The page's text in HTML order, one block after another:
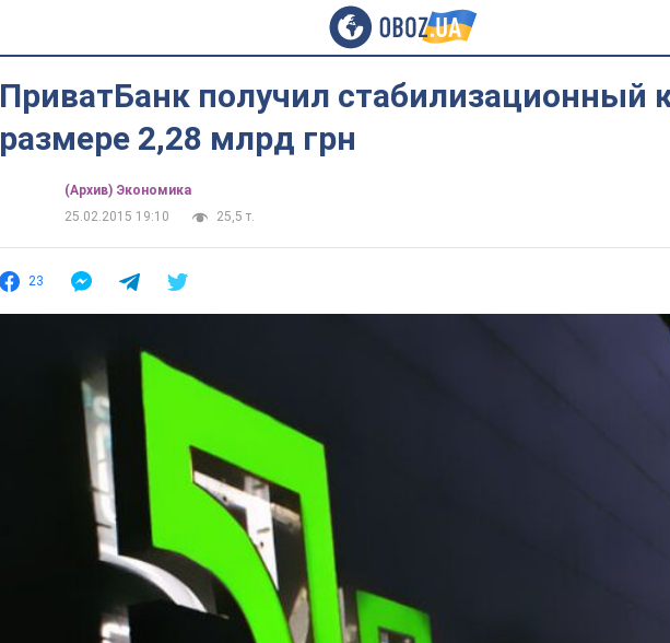
ПриватБанк получил стабилизационный
размере 2,28 млрд грн
(Архив) Экономика
25.02.2015 19:10
25,5 т.
23